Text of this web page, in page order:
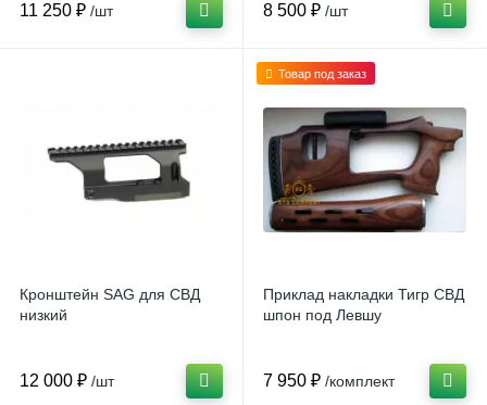
11 250 ₽ /шт 8 500 ₽ /шт
Кронштейн SAG для СВД
низкий
12 000 ₽ /шт
Товар под заказ
Приклад накладки Тигр СВД
шпон под Левшу
7 950 ₽ /комплект